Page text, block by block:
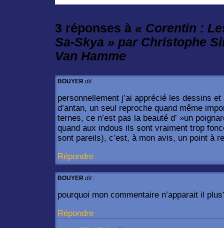
3 réponses à « Corentin :
Sa-Skya » par Christophe
Van Hamme
BOUYER dit :
personnellement j’ai apprécié les dessins
d’antan, un seul reproche quand même
ternes, ce n’est pas la beauté d’ »un
quand aux indous ils sont vraiment trop
sont pareils), c’est, à mon avis, un point à
Répondre
BOUYER dit :
pourquoi mon commentaire n’apparait il
Répondre